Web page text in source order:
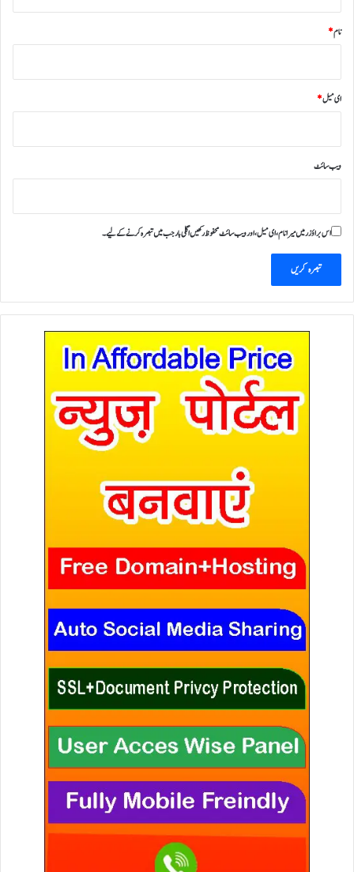
نام*
ای میل*
ویب‌ سائٹ
اس براؤزر میں میرا نام، ای میل، اور ویب سائٹ محفوظ رکھیں اگلی بار جب میں تبصرہ کرنے کےلیے۔